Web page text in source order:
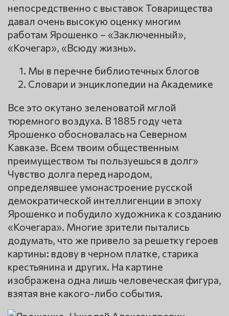
непосредственно с выставок Товарищества
давал очень высокую оценку многим
работам Ярошенко – «Заключенный»,
«Кочегар», «Всюду жизнь».
Мы в перечне библиотечных блогов
Словари и энциклопедии на Академике
Все это окутано зеленоватой мглой
тюремного воздуха. В 1885 году чета
Ярошенко обосновалась на Северном
Кавказе. Всем твоим общественным
преимуществом ты пользуешься в долг»
Чувство долга перед народом,
определявшее умонастроение русской
демократической интеллигенции в эпоху
Ярошенко и побудило художника к созданию
«Кочегара». Многие зрители пытались
додумать, что же привело за решетку героев
картины: вдову в черном платке, старика
крестьянина и других. На картине
изображена одна лишь человеческая фигура,
взятая вне какого-либо события.